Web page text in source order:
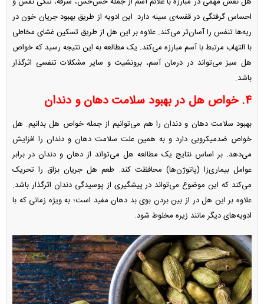
احساس گرفتگی در قفسه‌ی سینه دارد. این ادویه از طریق بهبود جریان خون در
ریه‌ها تنفس را آسان‌تر می‌کند. علاوه بر این هل از طریق تسکین غشای مخاطی
با التهاب مرتبط با آسم مبارزه می‌کند. یک مطالعه به این نتیجه رسید که خواص
هل سبز می‌تواند در درمان آسم، برونشیت و سایر مشکلات تنفسی اثرگذار
باشد.
۴. خواص هل در بهبود سلامت دهان و دندان
بهبود سلامت دهان و دندان را هم می‌توانیم از جمله خواص هل بدانیم. هل
خواص ضدمیکروبی دارد و به همین علت سلامت دهان و دندان را افزایش
می‌دهد. بر اساس نتایج یک مطالعه هل می‌تواند از دهان و دندان در برابر
عوامل بیماری‌زا (پاتوژن‌ها) محافظت کند. طعم هل جریان بزاق را تحریک
می‌کند که این موضوع می‌تواند در پیشگیری از پوسیدگی دندان اثرگذار باشد.
علاوه بر این هل در از بین بردن بوی بد دهان مفید است؛ به ویژه زمانی که با
ادویه‌های دیگر مانند زیره مخلوط شود.